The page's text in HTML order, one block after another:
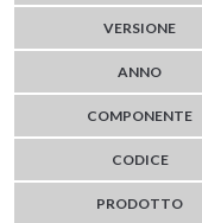
VERSIONE
ANNO
COMPONENTE
CODICE
PRODOTTO